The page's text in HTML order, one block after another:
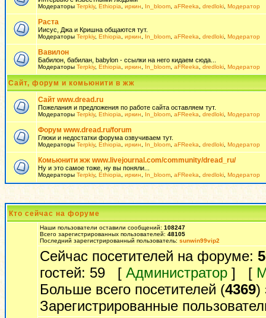
Модераторы Terpkiy, Ethiopia иркин In_bloom aFReeka dredloki Модератор
Раста
Иисус, Джа и Кришна общаются тут.
Модераторы Terpkiy, Ethiopia иркин In_bloom aFReeka dredloki Модератор
Вавилон
Бабилон, бабилан, babylon - ссылки на него кидаем сюда...
Модераторы Terpkiy, Ethiopia иркин In_bloom aFReeka dredloki Модератор
Сайт, форум и комьюнити в жж
Сайт www.dread.ru
Пожелания и предложения по работе сайта оставляем тут.
Модераторы Terpkiy, Ethiopia иркин In_bloom aFReeka dredloki Модератор
Форум www.dread.ru/forum
Глюки и недостатки форума озвучиваем тут.
Модераторы Terpkiy, Ethiopia иркин In_bloom aFReeka dredloki Модератор
Комьюнити жж www.livejournal.com/community/dread_ru/
Ну и это самое тоже, ну вы поняли...
Модераторы Terpkiy, Ethiopia иркин In_bloom aFReeka dredloki Модератор
Кто сейчас на форуме
Наши пользователи оставили сообщений: 108247
Всего зарегистрированных пользователей: 48105
Последний зарегистрированный пользователь: sunwin99vip2
Сейчас посетителей на форуме:
гостей: 59 [ Администратор ] [
Больше всего посетителей (4369)
Зарегистрированные